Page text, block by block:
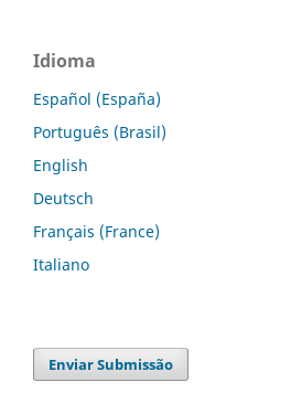
Idioma
Español (España)
Português (Brasil)
English
Deutsch
Français (France)
Italiano
Enviar Submissão